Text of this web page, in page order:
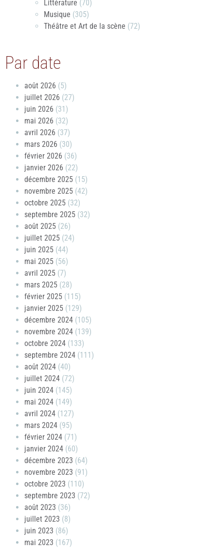
Littérature (70)
Musique (305)
Théâtre et Art de la scène (72)
Par date
août 2026 (5)
juillet 2026 (27)
juin 2026 (31)
mai 2026 (32)
avril 2026 (37)
mars 2026 (30)
février 2026 (36)
janvier 2026 (22)
décembre 2025 (15)
novembre 2025 (42)
octobre 2025 (32)
septembre 2025 (32)
août 2025 (26)
juillet 2025 (24)
juin 2025 (44)
mai 2025 (56)
avril 2025 (7)
mars 2025 (28)
février 2025 (115)
janvier 2025 (129)
décembre 2024 (105)
novembre 2024 (139)
octobre 2024 (133)
septembre 2024 (111)
août 2024 (40)
juillet 2024 (72)
juin 2024 (145)
mai 2024 (149)
avril 2024 (127)
mars 2024 (95)
février 2024 (71)
janvier 2024 (60)
décembre 2023 (64)
novembre 2023 (91)
octobre 2023 (110)
septembre 2023 (72)
août 2023 (36)
juillet 2023 (8)
juin 2023 (86)
mai 2023 (167)